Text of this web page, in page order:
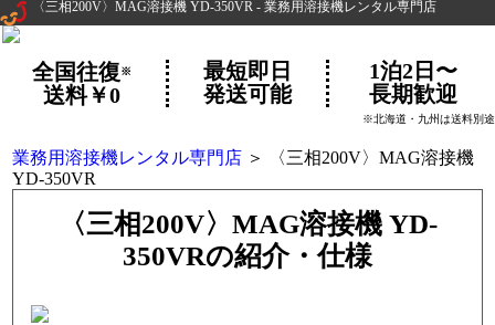
〈三相200V〉MAG溶接機 YD-350VR - 業務用溶接機レンタル専門店
全国往復※
送料￥0
最短即日
発送可能
1泊2日〜
長期歓迎
※北海道・九州は送料別途
業務用溶接機レンタル専門店 ＞ 〈三相200V〉MAG溶接機
YD-350VR
〈三相200V〉MAG溶接機 YD-
350VRの紹介・仕様